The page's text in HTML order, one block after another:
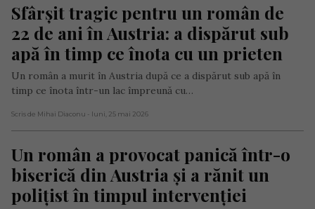
Sfârșit tragic pentru un român de
22 de ani în Austria: a dispărut sub
apă în timp ce înota cu un prieten
Un român a murit în Austria după ce a dispărut sub apă în
timp ce înota într-un lac împreună cu…
Scris de Mihai Diaconu - luni, 25 mai 2026
Un român a provocat panică într-o
biserică din Austria și a rănit un
polițist în timpul intervenției